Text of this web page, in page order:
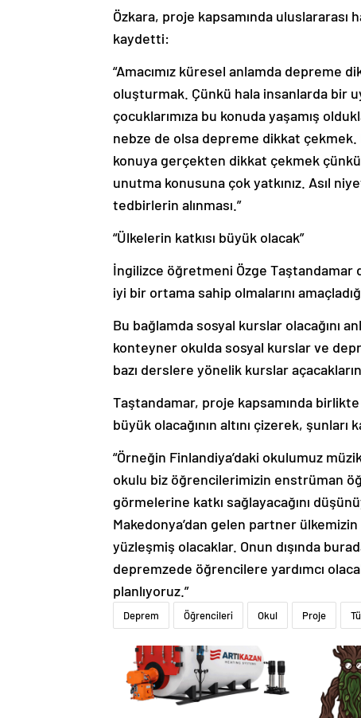
Özkara, proje kapsamında
kaydetti:
“Amacımız küresel anlamda depreme
oluşturmak. Çünkü hala insanlarda bir
çocuklarımıza bu konuda yaşamış
nebze de olsa depreme dikkat
konuya gerçekten dikkat çekmek
unutma konusuna çok yatkınız. Asıl
tedbirlerin alınması.”
“Ülkelerin katkısı büyük olacak”
İngilizce öğretmeni Özge
iyi bir ortama sahip olmalarını
Bu bağlamda sosyal kurslar olacağını
konteyner okulda sosyal kurslar ve
bazı derslere yönelik kurslar
Taştandamar, proje kapsamında birlikte
büyük olacağının altını çizerek, şunları
“Örneğin Finlandiya’daki okulumuz
okulu biz öğrencilerimizin enstrüman
görmelerine katkı sağlayacağını
Makedonya’dan gelen partner
yüzleşmiş olacaklar. Onun dışında
depremzede öğrencilere yardımcı
planlıyoruz.”
Deprem Öğrencileri Okul Proje